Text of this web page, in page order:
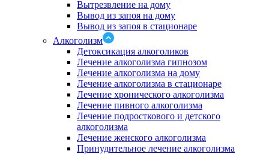
Вытрезвление на дому
Вывод из запоя на дому
Вывод из запоя в стационаре
Алкоголизм
Детоксикация алкоголиков
Лечение алкоголизма гипнозом
Лечение алкоголизма на дому
Лечение алкоголизма в стационаре
Лечение хронического алкоголизма
Лечение пивного алкоголизма
Лечение подросткового и детского
алкоголизма
Лечение женского алкоголизма
Принудительное лечение алкоголизма